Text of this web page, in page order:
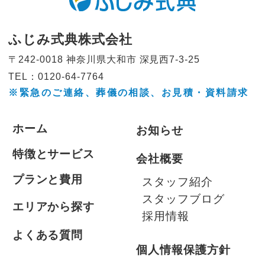
ふじみ式典株式会社
〒242-0018 神奈川県大和市 深見西7-3-25
TEL：0120-64-7764
※緊急のご連絡、葬儀の相談、 お見積・資料請求
ホーム
特徴とサービス
プランと費用
エリアから探す
よくある質問
お知らせ
会社概要
スタッフ紹介
スタッフブログ
採用情報
個人情報保護方針